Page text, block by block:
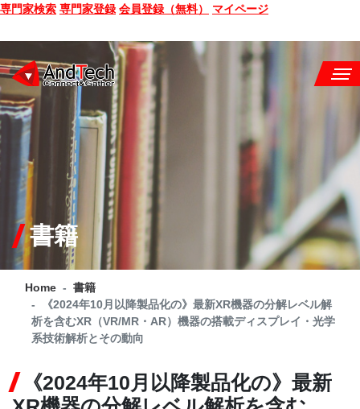
専門家検索 専門家登録 会員登録（無料） マイページ
SEMINAR
BOOK
CONSULTING
SERVICE
COMPANY
Q&A
SITE MAP
CONTACT
書籍
Home
書籍
《2024年10月以降製品化の》最新XR機器の分解レベル解
析を含むXR（VR/MR・AR）機器の搭載ディスプレイ・光学
系技術解析とその動向
《2024年10月以降製品化の》最新